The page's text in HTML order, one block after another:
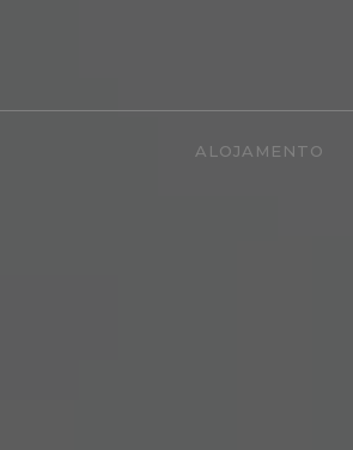
ALOJAMENTO